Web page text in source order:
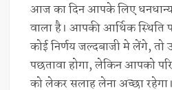
आज का दिन आपके लिए
वाला है। आपकी आर्थिक
कोई निर्णय जल्दबाजी मे लेंगे,
पछतावा होगा, लेकिन आपको
को लेकर सलाह लेना अच्छा